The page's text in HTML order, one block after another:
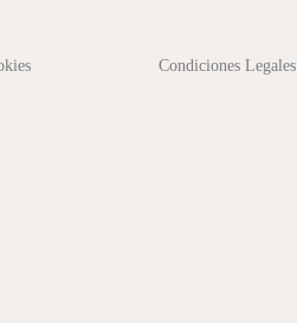
Condiciones Legales